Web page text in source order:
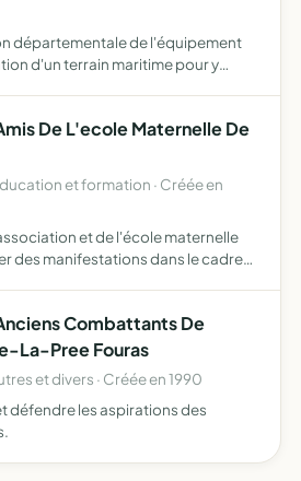
départementale de l'équipement
d'un terrain maritime pour y
De L'ecole Maternelle De
et formation · Créée en
et de l'école maternelle
des manifestations dans le cadre
Combattants De
La-Pree Fouras
et divers · Créée en 1990
défendre les aspirations des